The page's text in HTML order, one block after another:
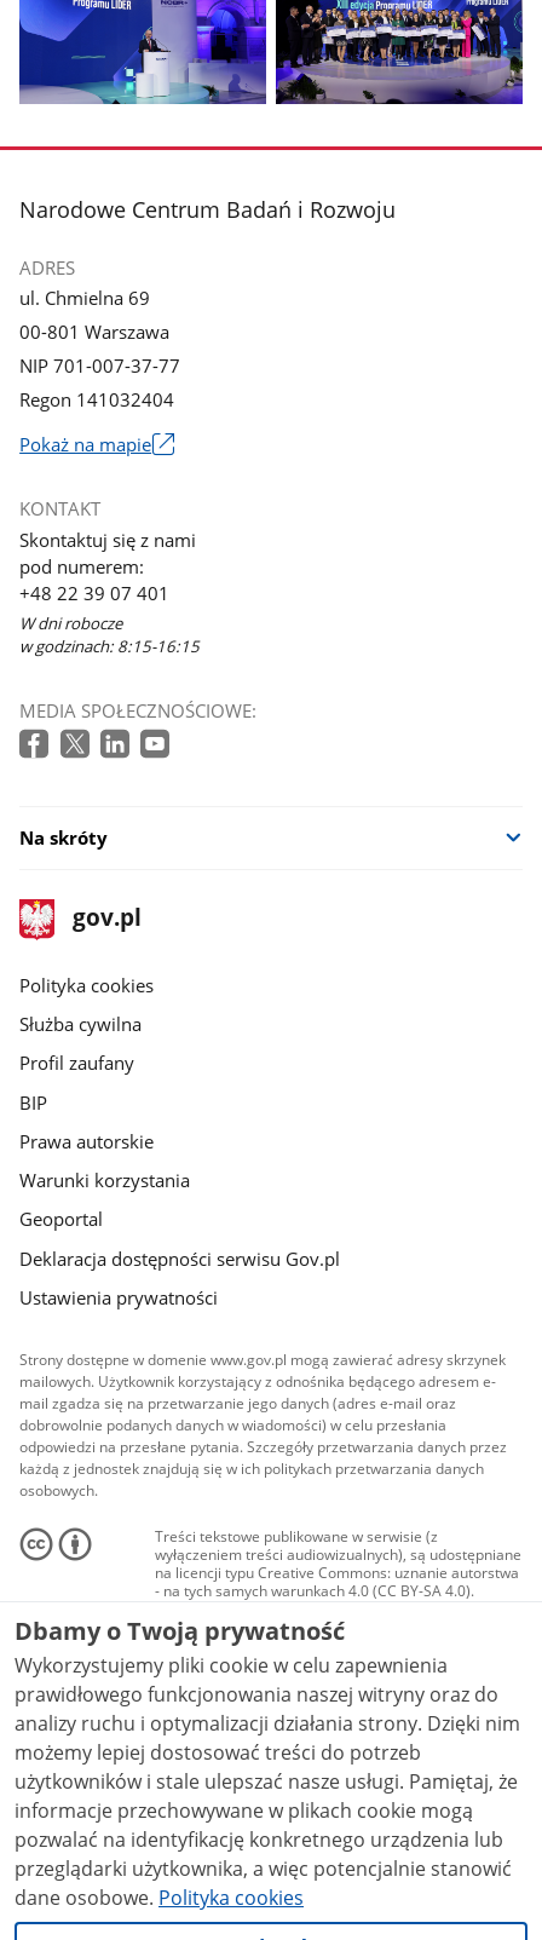
zdjęcie
galerii.
zdjęcie
galerii.
stopka
Narodowe Centrum Badań i Rozwoju
ADRES
ul. Chmielna 69
00-801 Warszawa
NIP 701-007-37-77
Regon 141032404
Pokaż na mapie
się
w
nowym
oknie
KONTAKT
Skontaktuj się z nami
pod numerem:
+48 22 39 07 401
W dni robocze
w godzinach: 8:15-16:15
MEDIA SPOŁECZNOŚCIOWE:
Na skróty
stopka
gov.pl
Strona
gov.pl
gov.pl
Polityka cookies
Służba cywilna
Profil zaufany
BIP
Prawa autorskie
Warunki korzystania
Geoportal
Deklaracja dostępności serwisu Gov.pl
Ustawienia prywatności
Strony dostępne w domenie www.gov.pl mogą zawierać adresy skrzynek
mailowych. Użytkownik korzystający z odnośnika będącego adresem e-
mail zgadza się na przetwarzanie jego danych (adres e-mail oraz
dobrowolnie podanych danych w wiadomości) w celu przesłania
odpowiedzi na przesłane pytania. Szczegóły przetwarzania danych przez
każdą z jednostek znajdują się w ich politykach przetwarzania danych
osobowych.
Treści tekstowe publikowane w serwisie (z
wyłączeniem treści audiowizualnych), są udostępniane
na licencji typu Creative Commons: uznanie autorstwa
- na tych samych warunkach 4.0 (CC BY-SA 4.0).
Materiały audiowizualne, w tym zdjęcia, materiały
audio i wideo, są udostępniane na licencji typu
Creative Commons: uznanie autorstwa użycie
niekomercyjne - bez utworów zależnych 4.0 (CC BY-
NC-ND 4.0), o ile nie jest to stwierdzone inaczej.
Dbamy o Twoją prywatność
Wykorzystujemy pliki cookie w celu zapewnienia
prawidłowego funkcjonowania naszej witryny oraz do
analizy ruchu i optymalizacji działania strony. Dzięki nim
możemy lepiej dostosować treści do potrzeb
użytkowników i stale ulepszać nasze usługi. Pamiętaj, że
informacje przechowywane w plikach cookie mogą
pozwalać na identyfikację konkretnego urządzenia lub
przeglądarki użytkownika, a więc potencjalnie stanowić
dane osobowe. Polityka cookies